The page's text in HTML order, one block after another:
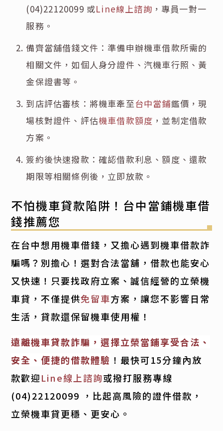
(04)22120099 或Line線上諮詢 ，專員一對一
服務。
備齊當舖借錢文件：準備申辦機車借款所需的
相關文件，如個人身分證件、汽機車行照、黃
金保證書等。
到店評估審核：將機車牽至台中當鋪鑑價，現
場核對證件、評估機車借款額度 ，並制定借款
方案。
簽約後快速撥款：確認借款利息、額度、還款
期限等相關條例後，立即放款。
不怕機車貸款陷阱！台中當鋪機車借
錢推薦您
在台中想用機車借錢，又擔心遇到機車借款詐
騙嗎？別擔心！選對合法當舖，借款也能安心
又快速！只要找政府立案、誠信經營的立榮機
車貸，不僅提供免留車方案，讓您不影響日常
生活，貸款還保留機車使用權！
遠離機車貸款詐騙，選擇立榮當鋪享受合法、
安全、便捷的借款體驗 ！最快可15分鐘內放
款歡迎Line線上諮詢或撥打服務專線
(04)22120099 ，比起高風險的證件借款，
立榮機車貸更穩、更安心。